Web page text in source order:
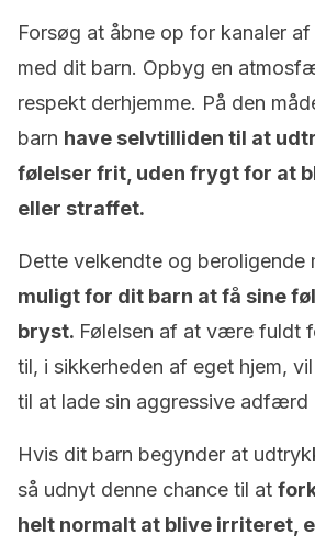
Forsøg at åbne op for kanaler
med dit barn. Opbyg en
respekt derhjemme. På den
barn have selvtilliden til at
følelser frit, uden frygt for at
eller straffet.
Dette velkendte og beroligende
muligt for dit barn at få sine
bryst. Følelsen af at være fuldt
til, i sikkerheden af eget hjem,
til at lade sin aggressive adfærd
Hvis dit barn begynder at
så udnyt denne chance til at
helt normalt at blive irriteret,